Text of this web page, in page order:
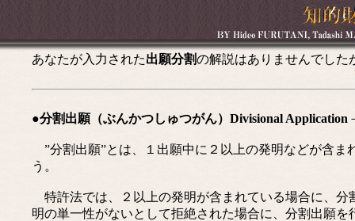
あなたが入力された出願分割の解説はありませんでした
●分割出願（ぶんかつしゅつがん）Divisional Application
”分割出願”とは、１出願中に２以上の発明などが含
う。
特許法では、２以上の発明が含まれている場合に、分
明の単一性がないとして拒絶された場合に、分割出願を